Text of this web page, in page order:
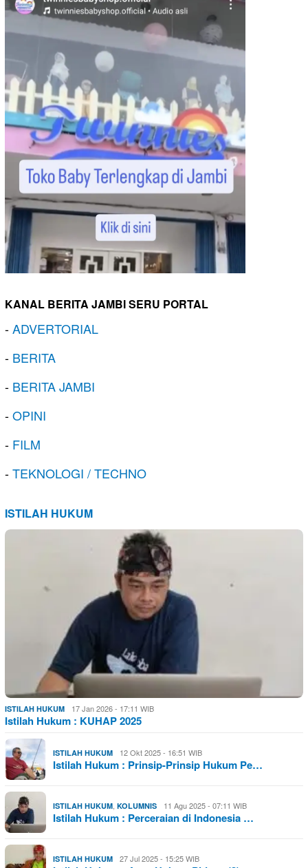
KANAL BERITA JAMBI SERU PORTAL
-ADVERTORIAL
- BERITA
- BERITA JAMBI
-OPINI
- FILM
-TEKNOLOGI / TECHNO
ISTILAH HUKUM
ISTILAH HUKUM 17 Jan 2026 - 17:11 WIB
Istilah Hukum : KUHAP 2025
ISTILAH HUKUM 12 Okt 2025 - 16:51 WIB
Istilah Hukum : Prinsip-Prinsip Hukum Pe…
ISTILAH HUKUM, KOLUMNIS 11 Agu 2025 - 07:11 WIB
Istilah Hukum : Perceraian di Indonesia …
ISTILAH HUKUM 27 Jul 2025 - 15:25 WIB